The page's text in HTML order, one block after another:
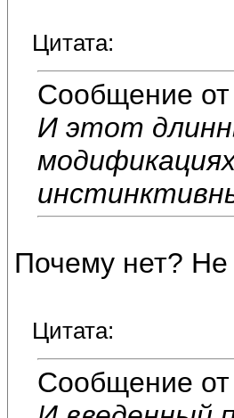
Цитата:
Сообщение от
И этот
Почему нет? Не
Цитата:
Сообщение от